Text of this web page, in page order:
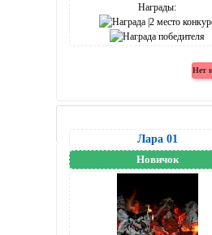
Награды:
Лара 01
Новичок